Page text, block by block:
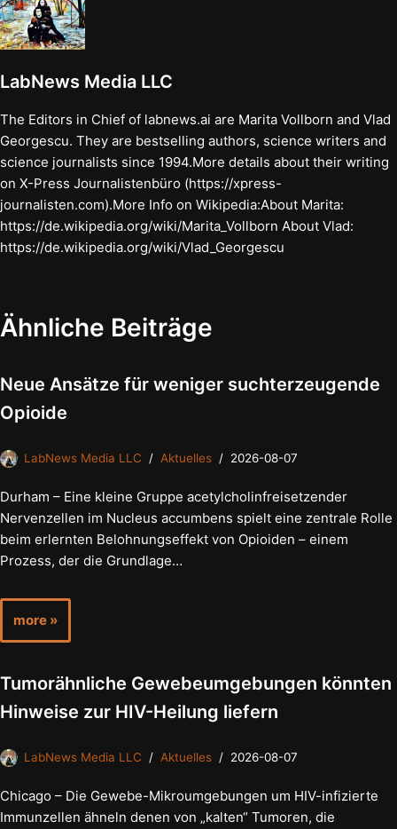
LabNews Media LLC
The Editors in Chief of labnews.ai are Marita Vollborn and Vlad
Georgescu. They are bestselling authors, science writers and
science journalists since 1994.More details about their writing
on X-Press Journalistenbüro (https://xpress-
journalisten.com).More Info on Wikipedia:About Marita:
https://de.wikipedia.org/wiki/Marita_Vollborn About Vlad:
https://de.wikipedia.org/wiki/Vlad_Georgescu
Ähnliche Beiträge
Neue Ansätze für weniger suchterzeugende
Opioide
LabNews Media LLC Aktuelles 2026-08-07
Durham – Eine kleine Gruppe acetylcholinfreisetzender
Nervenzellen im Nucleus accumbens spielt eine zentrale Rolle
beim erlernten Belohnungseffekt von Opioiden – einem
Prozess, der die Grundlage…
more »
Tumorähnliche Gewebeumgebungen könnten
Hinweise zur HIV-Heilung liefern
LabNews Media LLC Aktuelles 2026-08-07
Chicago – Die Gewebe-Mikroumgebungen um HIV-infizierte
Immunzellen ähneln denen von „kalten“ Tumoren, die